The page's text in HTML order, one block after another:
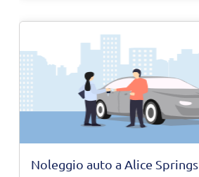
Noleggio auto a Alice Springs